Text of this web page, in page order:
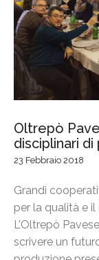
Oltrepò
disciplinari
23 Febbraio 2018
Grandi
per la qualità e
L’Oltrepò
scrivere un